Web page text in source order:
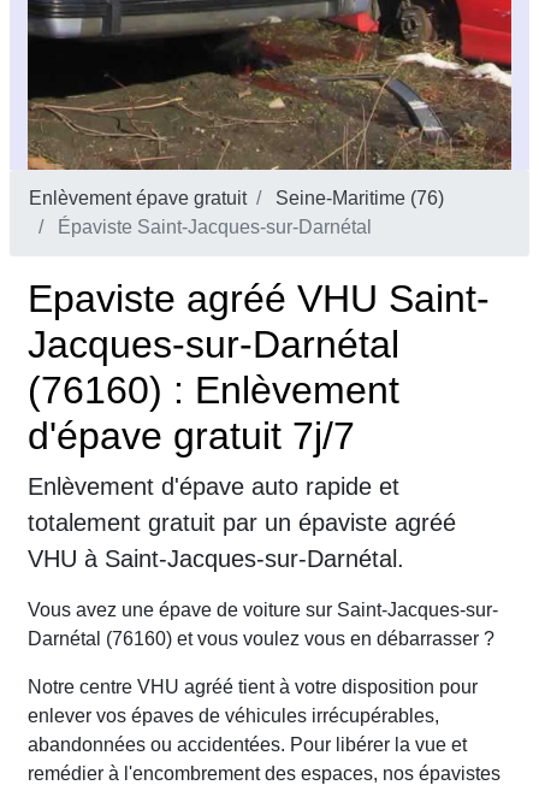
Enlèvement épave gratuit
Seine-Maritime (76)
Épaviste Saint-Jacques-sur-Darnétal
Epaviste agréé VHU Saint-
Jacques-sur-Darnétal
(76160) : Enlèvement
d'épave gratuit 7j/7
Enlèvement d'épave auto rapide et
totalement gratuit par un épaviste agréé
VHU à Saint-Jacques-sur-Darnétal.
Vous avez une épave de voiture sur Saint-Jacques-sur-
Darnétal (76160) et vous voulez vous en débarrasser ?
Notre centre VHU agréé tient à votre disposition pour
enlever vos épaves de véhicules irrécupérables,
abandonnées ou accidentées. Pour libérer la vue et
remédier à l'encombrement des espaces, nos épavistes